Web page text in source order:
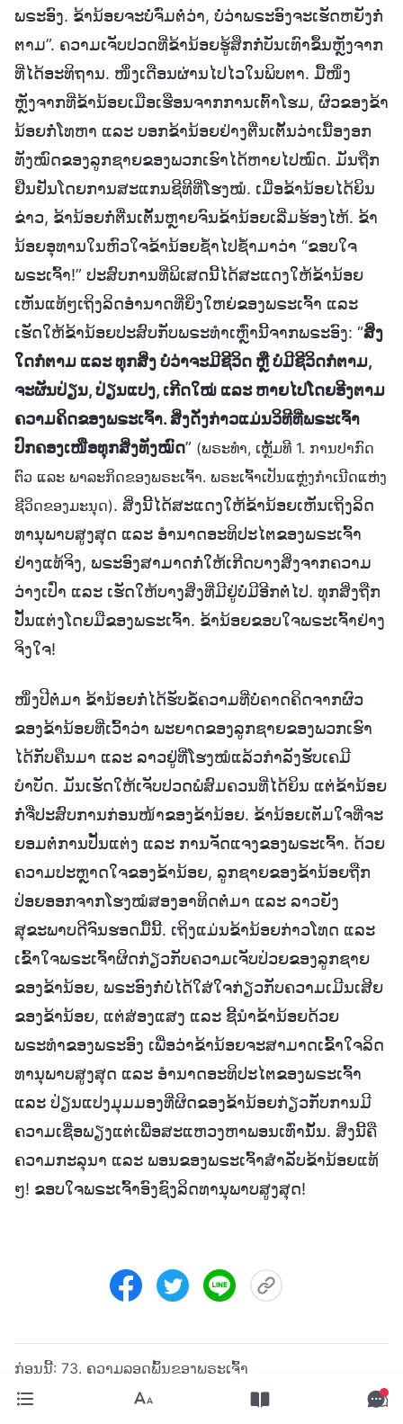
ພຣະອົງ. ຂ້ານ້ອຍຈະບໍ່ຈົ່ມຕໍ່ວ່າ, ບໍ່ວ່າພຣະອົງຈະເຮັດຫຍັງກໍ່
ຕາມ”. ຄວາມເຈັບປວດທີ່ຂ້ານ້ອຍຮູ້ສຶກກໍ່ບັນເທົາຂຶ້ນຫຼັງຈາກ
ທີ່ໄດ້ອະທິຖານ. ໜຶ່ງເດືອນຜ່ານໄປໄວໃນພິບຕາ. ມື້ໜຶ່ງ
ຫຼັງຈາກທີ່ຂ້ານ້ອຍເມືອເຮືອນຈາກການເຕົ້າໂຮມ, ຜົວຂອງຂ້າ
ນ້ອຍກໍ່ໂທຫາ ແລະ ບອກຂ້ານ້ອຍຢ່າງຕື່ນເຕັ້ນວ່າເນື້ອງອກ
ທັງໝົດຂອງລູກຊາຍຂອງພວກເຮົາໄດ້ຫາຍໄປໝົດ. ມັນຖືກ
ຢືນຢັນໂດຍການສະແກນຊີທີທີ່ໂຮງໝໍ. ເມື່ອຂ້ານ້ອຍໄດ້ຍິນ
ຂ່າວ, ຂ້ານ້ອຍກໍ່ຕື່ນເຕັ້ນຫຼາຍຈົນຂ້ານ້ອຍເລີ່ມຮ້ອງໄຫ້. ຂ້າ
ນ້ອຍອຸທານໃນຫົວໃຈຂ້ານ້ອຍຊໍ້າໄປຊໍ້າມາວ່າ “ຂອບໃຈ
ພຣະເຈົ້າ!” ປະສົບການທີ່ພິເສດນີ້ໄດ້ສະແດງໃຫ້ຂ້ານ້ອຍ
ເຫັນແທ້ໆເຖິງລິດອຳນາດທີ່ຍິ່ງໃຫຍ່ຂອງພຣະເຈົ້າ ແລະ
ເຮັດໃຫ້ຂ້ານ້ອຍປະສົບກັບພຣະທຳເຫຼົ່ານີ້ຈາກພຣະອົງ: “ສິ່ງ
ໃດກໍຕາມ ແລະ ທຸກສິ່ງ ບໍ່ວ່າຈະມີຊີວິດ ຫຼື ບໍ່ມີຊີວິດກໍຕາມ,
ຈະຜັນປ່ຽນ, ປ່ຽນແປງ, ເກີດໃໝ່ ແລະ ຫາຍໄປໂດຍອີງຕາມ
ຄວາມຄິດຂອງພຣະເຈົ້າ. ສິ່ງດັ່ງກ່າວແມ່ນວິທີທີ່ພຣະເຈົ້າ
ປົກຄອງເໜືອທຸກສິ່ງທັງໝົດ” (ພຣະທຳ, ເຫຼັ້ມທີ 1. ການປາກົດ
ຕົວ ແລະ ພາລະກິດຂອງພຣະເຈົ້າ. ພຣະເຈົ້າເປັນແຫຼ່ງກຳເນີດແຫ່ງ
ຊີວິດຂອງມະນຸດ). ສິ່ງນີ້ໄດ້ສະແດງໃຫ້ຂ້ານ້ອຍເຫັນເຖິງລິດ
ທານຸພາບສູງສຸດ ແລະ ອຳນາດອະທິປະໄຕຂອງພຣະເຈົ້າ
ຢ່າງແທ້ຈິງ, ພຣະອົງສາມາດກໍ່ໃຫ້ເກີດບາງສິ່ງຈາກຄວາມ
ວ່າງເປົ່າ ແລະ ເຮັດໃຫ້ບາງສິ່ງທີ່ມີຢູ່ບໍ່ມີອີກຕໍ່ໄປ. ທຸກສິ່ງຖືກ
ປັ້ນແຕ່ງໂດຍມືຂອງພຣະເຈົ້າ. ຂ້ານ້ອຍຂອບໃຈພຣະເຈົ້າຢ່າງ
ຈິງໃຈ!
ໜຶ່ງປີຕໍ່ມາ ຂ້ານ້ອຍກໍ່ໄດ້ຮັບຂໍ້ຄວາມທີ່ບໍ່ຄາດຄິດຈາກຜົວ
ຂອງຂ້ານ້ອຍທີ່ເວົ້າວ່າ ພະຍາດຂອງລູກຊາຍຂອງພວກເຮົາ
ໄດ້ກັບຄືນມາ ແລະ ລາວຢູ່ທີ່ໂຮງໝໍແລ້ວກຳລັງຮັບເຄມີ
ບຳບັດ. ມັນເຮັດໃຫ້ເຈັບປວດພໍສົມຄວນທີ່ໄດ້ຍິນ ແຕ່ຂ້ານ້ອຍ
ກໍ່ຈື່ປະສົບການກ່ອນໜ້າຂອງຂ້ານ້ອຍ. ຂ້ານ້ອຍເຕັມໃຈທີ່ຈະ
ຍອມຕໍ່ການປັ້ນແຕ່ງ ແລະ ການຈັດແຈງຂອງພຣະເຈົ້າ. ດ້ວຍ
ຄວາມປະຫຼາດໃຈຂອງຂ້ານ້ອຍ, ລູກຊາຍຂອງຂ້ານ້ອຍຖືກ
ປ່ອຍອອກຈາກໂຮງໝໍສອງອາທິດຕໍ່ມາ ແລະ ລາວຍັງ
ສຸຂະພາບດີຈົນຮອດມື້ນີ້. ເຖິງແມ່ນຂ້ານ້ອຍກ່າວໂທດ ແລະ
ເຂົ້າໃຈພຣະເຈົ້າຜິດກ່ຽວກັບຄວາມເຈັບປ່ວຍຂອງລູກຊາຍ
ຂອງຂ້ານ້ອຍ, ພຣະອົງກໍ່ບໍ່ໄດ້ໃສ່ໃຈກ່ຽວກັບຄວາມເມີນເສີຍ
ຂອງຂ້ານ້ອຍ, ແຕ່ສ່ອງແສງ ແລະ ຊີ້ນໍາຂ້ານ້ອຍດ້ວຍ
ພຣະທຳຂອງພຣະອົງ ເພື່ອວ່າຂ້ານ້ອຍຈະສາມາດເຂົ້າໃຈລິດ
ທານຸພາບສູງສຸດ ແລະ ອຳນາດອະທິປະໄຕຂອງພຣະເຈົ້າ
ແລະ ປ່ຽນແປງມຸມມອງທີ່ຜິດຂອງຂ້ານ້ອຍກ່ຽວກັບການມີ
ຄວາມເຊື່ອພຽງແຕ່ເພື່ອສະແຫວງຫາພອນເທົ່ານັ້ນ. ສິ່ງນີ້ຄື
ຄວາມກະລຸນາ ແລະ ພອນຂອງພຣະເຈົ້າສຳລັບຂ້ານ້ອຍແທ້
ໆ! ຂອບໃຈພຣະເຈົ້າອົງຊົງລິດທານຸພາບສູງສຸດ!
ກ່ອນນີ້: 73. ຄວາມລອດພົ້ນຂອງພຣະເຈົ້າ
ຕໍ່ໄປ:
75. ບົດທົດສອບຄວາມເຈັບປ່ວຍ